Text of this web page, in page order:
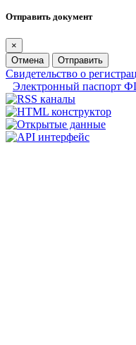
Отправить документ
×
Отмена
Отправить
Свидетельство о
Электронный паспорт